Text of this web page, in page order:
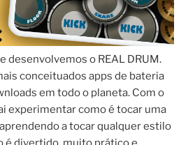
desenvolvemos o REAL DRUM.
conceituados apps de bateria
em todo o planeta. Com o
experimentar como é tocar uma
a tocar qualquer estilo